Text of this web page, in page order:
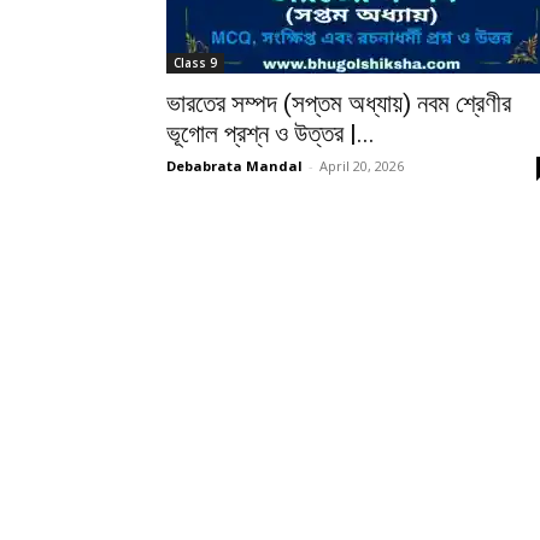
Class 9
ভারতের সম্পদ (সপ্তম অধ্যায়) নবম শ্রেণীর
ভূগোল প্রশ্ন ও উত্তর |...
Debabrata Mandal - April 20, 2026